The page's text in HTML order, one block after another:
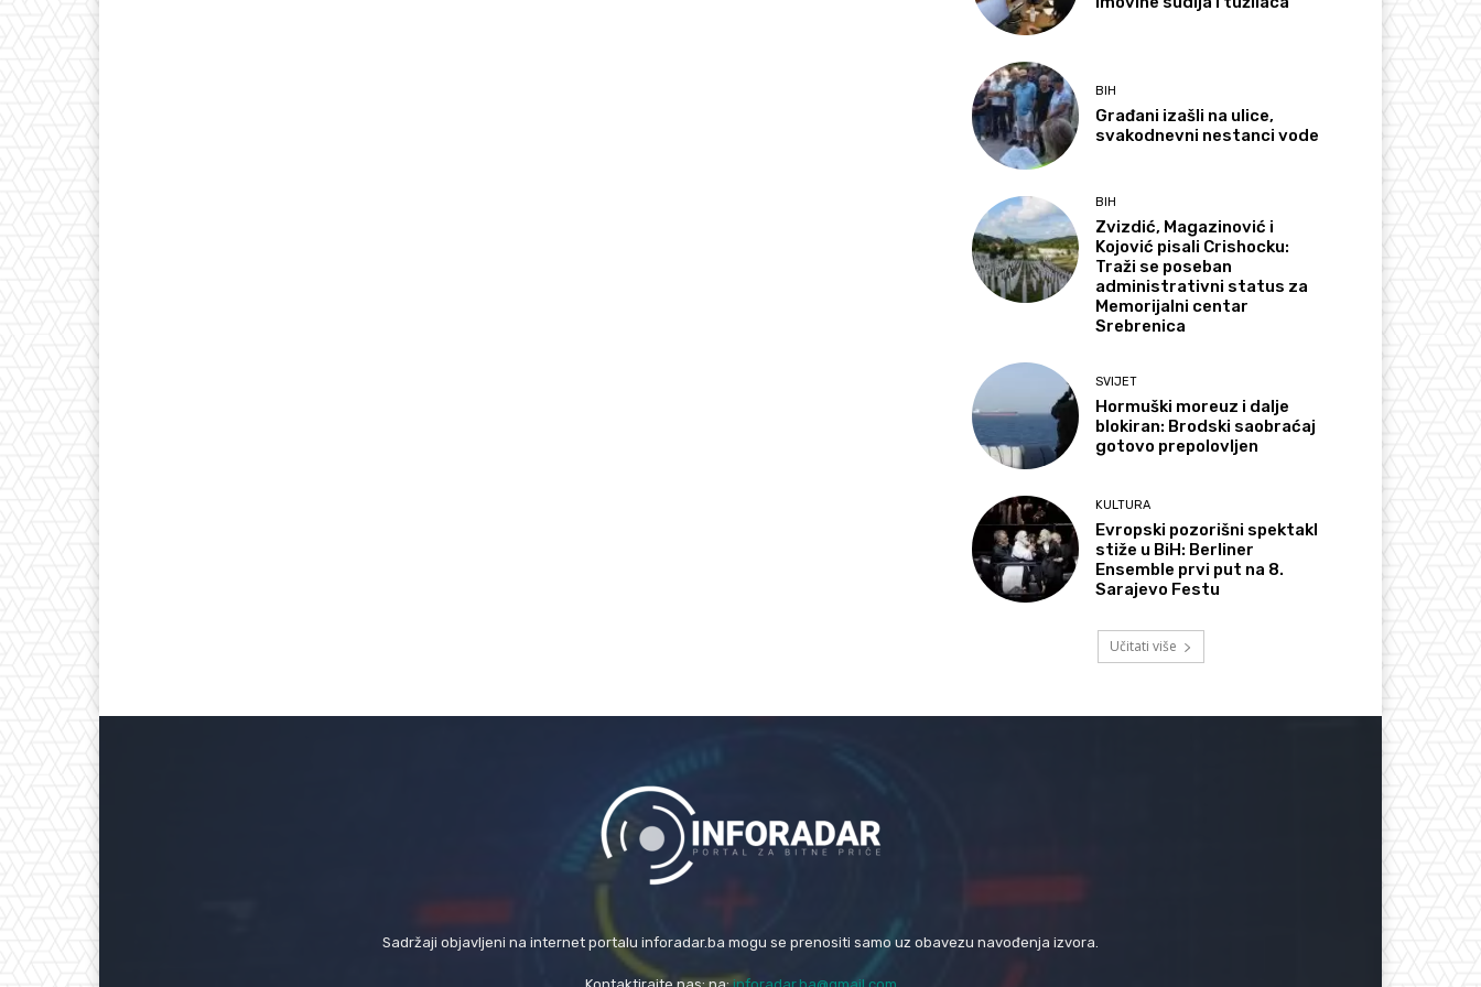
BIH
Građani izašli na ulice,
svakodnevni nestanci vode
BIH
Zvizdić, Magazinović i
Kojović pisali Crishocku:
Traži se poseban
administrativni status za
Memorijalni centar
Srebrenica
SVIJET
Hormuški moreuz i dalje
blokiran: Brodski saobraćaj
gotovo prepolovljen
KULTURA
Evropski pozorišni spektakl
stiže u BiH: Berliner
Ensemble prvi put na 8.
Sarajevo Festu
Učitati više
Sadržaji objavljeni na internet portalu inforadar.ba mogu se prenositi samo uz obavezu navođenja izvora.